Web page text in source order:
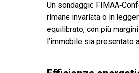
Un sondaggio
rimane invariata o in
equilibrato, con più
l’immobile sia presentato